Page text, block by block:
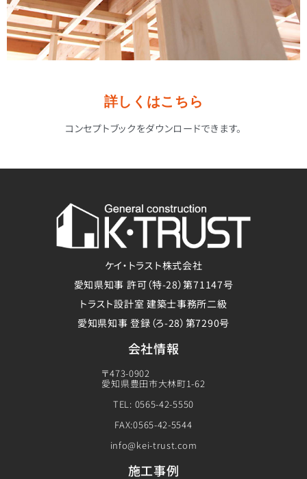
詳しくはこちら
コンセプトブックをダウンロードできます。
ケイ・トラスト株式会社
愛知県知事 許可（特-28）第71147号
トラスト設計室 建築士事務所二級
愛知県知事 登録（ろ-28）第7290号
会社情報
〒473-0902
愛知県豊田市大林町1-62
TEL: 0565-42-5550
FAX:0565-42-5544
info@kei-trust.com
施工事例